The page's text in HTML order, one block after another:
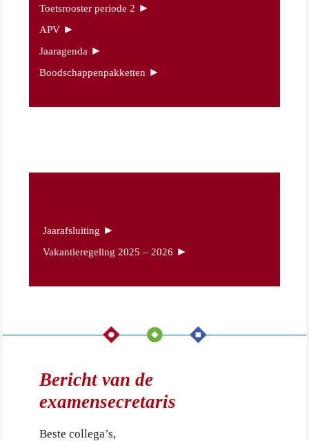
Toetsrooster periode 2 ►
APV►
Jaaragenda►
Boodschappenpakketten►
Jaarafsluiting ►
Vakantieregeling 2025 – 2026 ►
Bericht van de
examensecretaris
Beste collega’s,